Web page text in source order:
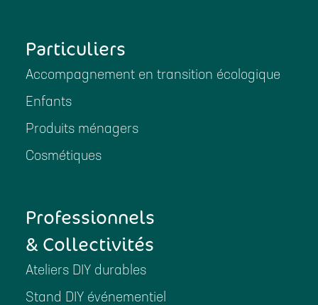
Particuliers
Accompagnement en transition écologique
Enfants
Produits ménagers
Cosmétiques
Professionnels
& Collectivités
Ateliers DIY durables
Stand DIY événementiel